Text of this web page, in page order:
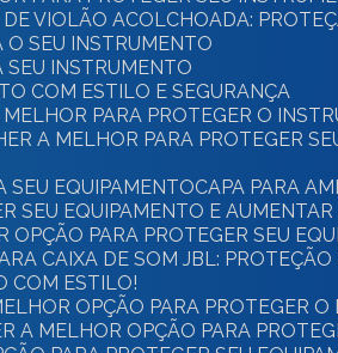
DE VIOLÃO ACOLCHOADA:
O SEU INSTRUMENTO
SEU INSTRUMENTO
COM ESTILO E SEGURANÇA
PARA PROTEGER O
A MELHOR PARA PROTEGER
SEU EQUIPAMENTO
CAPA PARA
SEU EQUIPAMENTO E
OPÇÃO PARA PROTEGER SEU
CAIXA DE SOM JBL:
COM ESTILO!
OPÇÃO PARA PROTEGER
A MELHOR OPÇÃO PARA